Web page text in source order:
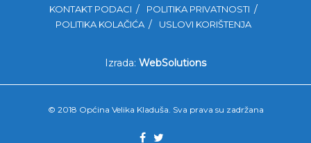
KONTAKT PODACI
POLITIKA PRIVATNOSTI
POLITIKA KOLAČIĆA
USLOVI KORIŠTENJA
Izrada: WebSolutions
© 2018 Općina Velika Kladuša. Sva prava su zadržana